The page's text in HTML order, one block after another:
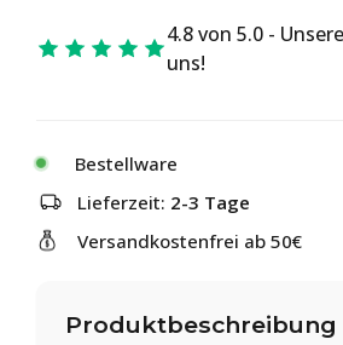
4.8 von 5.0 -
uns!
Bestellware
Lieferzeit: 2-3 Tage
Versandkostenfrei ab 50€
Produktbeschreibung